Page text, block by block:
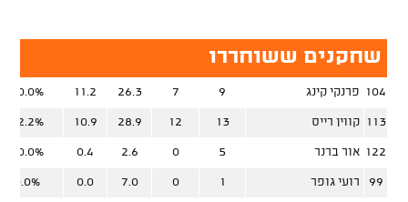
שחקנים ששוחררו
104 פרנקי קינג 9
7
26.3
11.2
50.0%
113 קווין רייס 13
12
28.9
10.9
52.2%
122 אור ברנר 5
0
2.6
0.4
50.0%
99 רועי גופר 1
0
7.0
0.0
0.0%